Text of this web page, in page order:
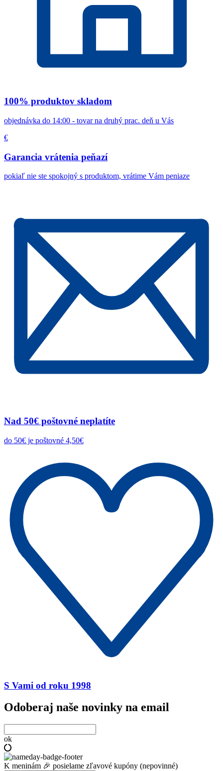
100% produktov skladom
objednávka do 14:00 - tovar na druhý prac. deň u Vás
€
Garancia vrátenia peňazí
pokiaľ nie ste spokojný s produktom, vrátime Vám peniaze
Nad 50€ poštovné neplatíte
do 50€ je poštovné 4,50€
S Vami od roku 1998
Odoberaj naše novinky na email
ok
K meninám 🎉 posielame zľavové kupóny (nepovinné)